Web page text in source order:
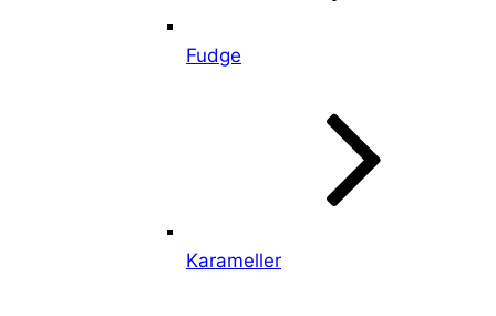
Fudge
Karameller